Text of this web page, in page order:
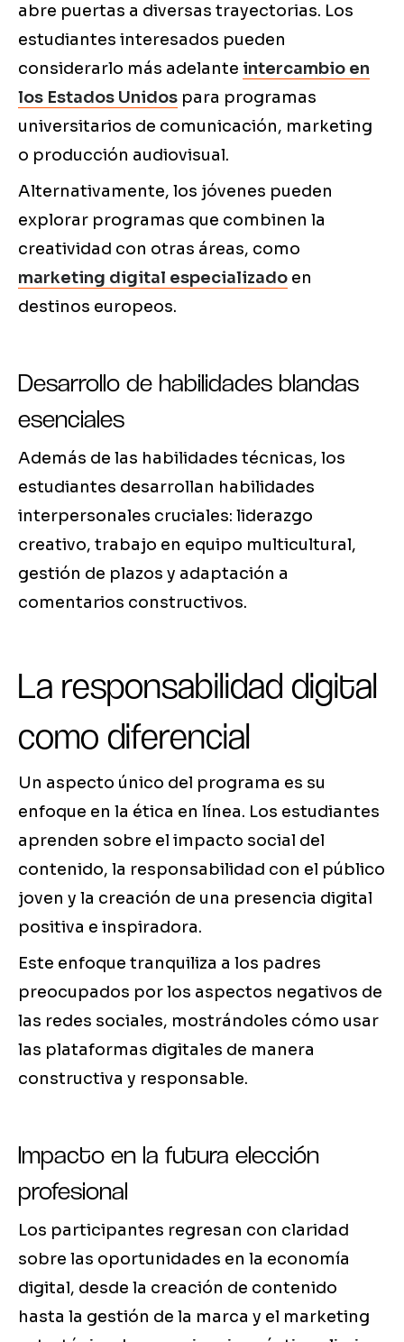
abre puertas a diversas trayectorias. Los
estudiantes interesados pueden
considerarlo más adelante intercambio en
los Estados Unidos para programas
universitarios de comunicación, marketing
o producción audiovisual.
Alternativamente, los jóvenes pueden
explorar programas que combinen la
creatividad con otras áreas, como
marketing digital especializado en
destinos europeos.
Desarrollo de habilidades blandas
esenciales
Además de las habilidades técnicas, los
estudiantes desarrollan habilidades
interpersonales cruciales: liderazgo
creativo, trabajo en equipo multicultural,
gestión de plazos y adaptación a
comentarios constructivos.
La responsabilidad digital
como diferencial
Un aspecto único del programa es su
enfoque en la ética en línea. Los estudiantes
aprenden sobre el impacto social del
contenido, la responsabilidad con el público
joven y la creación de una presencia digital
positiva e inspiradora.
Este enfoque tranquiliza a los padres
preocupados por los aspectos negativos de
las redes sociales, mostrándoles cómo usar
las plataformas digitales de manera
constructiva y responsable.
Impacto en la futura elección
profesional
Los participantes regresan con claridad
sobre las oportunidades en la economía
digital, desde la creación de contenido
hasta la gestión de la marca y el marketing